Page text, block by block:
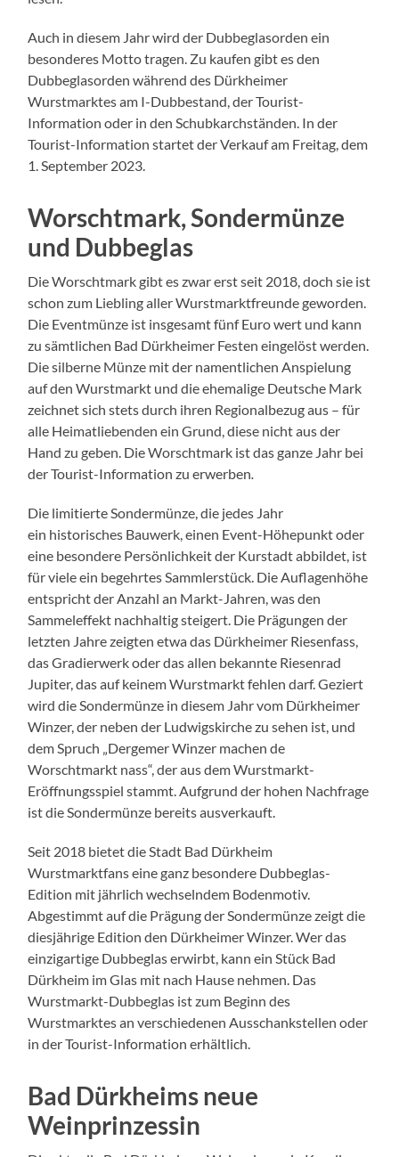
Auch in diesem Jahr wird der Dubbeglasorden ein
besonderes Motto tragen. Zu kaufen gibt es den
Dubbeglasorden während des Dürkheimer
Wurstmarktes am I-Dubbestand, der Tourist-
Information oder in den Schubkarchständen. In der
Tourist-Information startet der Verkauf am Freitag, dem
1. September 2023.
Worschtmark, Sondermünze
und Dubbeglas
Die Worschtmark gibt es zwar erst seit 2018, doch sie ist
schon zum Liebling aller Wurstmarktfreunde geworden.
Die Eventmünze ist insgesamt fünf Euro wert und kann
zu sämtlichen Bad Dürkheimer Festen eingelöst werden.
Die silberne Münze mit der namentlichen Anspielung
auf den Wurstmarkt und die ehemalige Deutsche Mark
zeichnet sich stets durch ihren Regionalbezug aus – für
alle Heimatliebenden ein Grund, diese nicht aus der
Hand zu geben. Die Worschtmark ist das ganze Jahr bei
der Tourist-Information zu erwerben.
Die limitierte Sondermünze, die jedes Jahr
ein historisches Bauwerk, einen Event-Höhepunkt oder
eine besondere Persönlichkeit der Kurstadt abbildet, ist
für viele ein begehrtes Sammlerstück. Die Auflagenhöhe
entspricht der Anzahl an Markt-Jahren, was den
Sammeleffekt nachhaltig steigert. Die Prägungen der
letzten Jahre zeigten etwa das Dürkheimer Riesenfass,
das Gradierwerk oder das allen bekannte Riesenrad
Jupiter, das auf keinem Wurstmarkt fehlen darf. Geziert
wird die Sondermünze in diesem Jahr vom Dürkheimer
Winzer, der neben der Ludwigskirche zu sehen ist, und
dem Spruch „Dergemer Winzer machen de
Worschtmarkt nass“, der aus dem Wurstmarkt-
Eröffnungsspiel stammt. Aufgrund der hohen Nachfrage
ist die Sondermünze bereits ausverkauft.
Seit 2018 bietet die Stadt Bad Dürkheim
Wurstmarktfans eine ganz besondere Dubbeglas-
Edition mit jährlich wechselndem Bodenmotiv.
Abgestimmt auf die Prägung der Sondermünze zeigt die
diesjährige Edition den Dürkheimer Winzer. Wer das
einzigartige Dubbeglas erwirbt, kann ein Stück Bad
Dürkheim im Glas mit nach Hause nehmen. Das
Wurstmarkt-Dubbeglas ist zum Beginn des
Wurstmarktes an verschiedenen Ausschankstellen oder
in der Tourist-Information erhältlich.
Bad Dürkheims neue
Weinprinzessin